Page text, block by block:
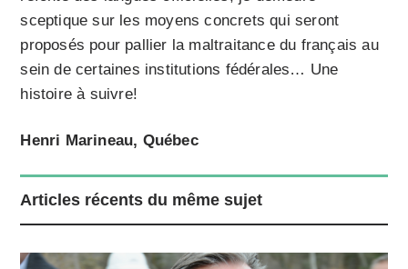
sceptique sur les moyens concrets qui seront
proposés pour pallier la maltraitance du français au
sein de certaines institutions fédérales… Une
histoire à suivre!
Henri Marineau, Québec
Articles récents du même sujet